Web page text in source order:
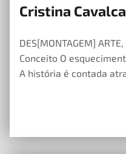
Cristina
DES[MONTAGEM]
Conceito O
A história é contada